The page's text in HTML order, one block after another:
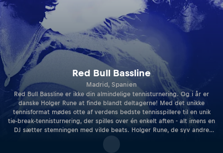
Red Bull Bassline
Madrid, Spanien
Red Bull Bassline er ikke din almindelige tennisturnering. Og i år er
danske Holger Rune at finde blandt deltagerne! Med det unikke
tennisformat mødes otte af verdens bedste tennisspillere til en unik
tie-break-tennisturnering, der spilles over én enkelt aften - alt imens en
DJ sætter stemningen med vilde beats. Holger Rune, de syv andre
tennisprofiler og Red Bull Bassline tager denne gang til Arantxa
Sánchez Vicario Stadium i Madrid - forud for ATP Masters 1000 Mutua